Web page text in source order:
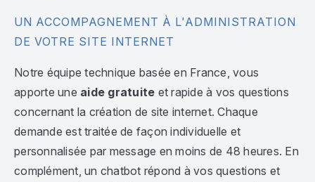
UN ACCOMPAGNEMENT À L'ADMINISTRATION
DE VOTRE SITE INTERNET
Notre équipe technique basée en France, vous
apporte une aide gratuite et rapide à vos questions
concernant la création de site internet. Chaque
demande est traitée de façon individuelle et
personnalisée par message en moins de 48 heures. En
complément, un chatbot répond à vos questions et